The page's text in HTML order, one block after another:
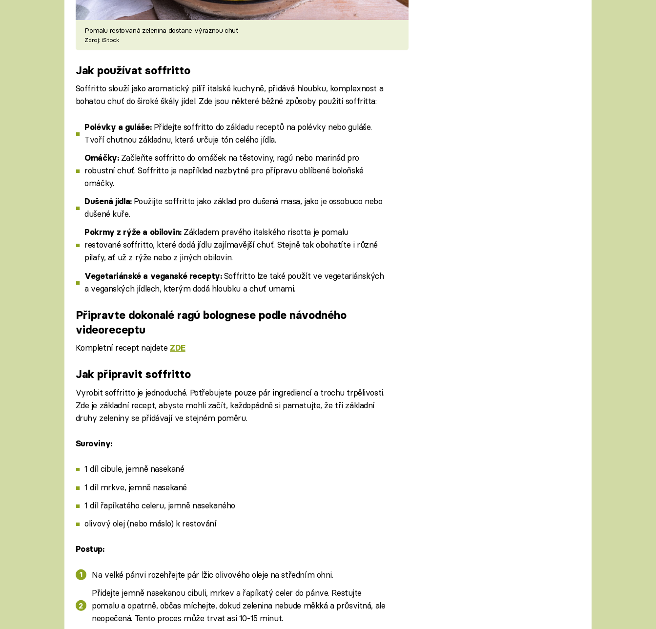
Pomalu restovaná zelenina dostane výraznou chuť
Zdroj: iStock
Jak používat soffritto
Soffritto slouží jako aromatický pilíř italské kuchyně, přidává hloubku, komplexnost a
bohatou chuť do široké škály jídel. Zde jsou některé běžné způsoby použití soffritta:
Polévky a guláše: Přidejte soffritto do základu receptů na polévky nebo guláše.
Tvoří chutnou základnu, která určuje tón celého jídla.
Omáčky:Začleňte soffritto do omáček na těstoviny, ragú nebo marinád pro
robustní chuť. Soffritto je například nezbytné pro přípravu oblíbené boloňské
omáčky.
Dušená jídla: Použijte soffritto jako základ pro dušená masa, jako je ossobuco nebo
dušené kuře.
Pokrmy z rýže a obilovin: Základem pravého italského risotta je pomalu
restované soffritto, které dodá jídlu zajímavější chuť. Stejně tak obohatíte i různé
pilafy, ať už z rýže nebo z jiných obilovin.
Vegetariánské a veganské recepty: Soffritto lze také použít ve vegetariánských
a veganských jídlech, kterým dodá hloubku a chuť umami.
Připravte dokonalé ragú bolognese podle návodného
videoreceptu
Kompletní recept najdete ZDE
Jak připravit soffritto
Vyrobit soffritto je jednoduché. Potřebujete pouze pár ingrediencí a trochu trpělivosti.
Zde je základní recept, abyste mohli začít, každopádně si pamatujte, že tři základní
druhy zeleniny se přidávají ve stejném poměru.
Suroviny:
1 díl cibule, jemně nasekané
1 díl mrkve, jemně nasekané
1 díl řapíkatého celeru, jemně nasekaného
olivový olej (nebo máslo) k restování
Postup:
Na velké pánvi rozehřejte pár lžic olivového oleje na středním ohni.
Přidejte jemně nasekanou cibuli, mrkev a řapíkatý celer do pánve. Restujte
pomalu a opatrně, občas míchejte, dokud zelenina nebude měkká a průsvitná, ale
neopečená. Tento proces může trvat asi 10-15 minut.